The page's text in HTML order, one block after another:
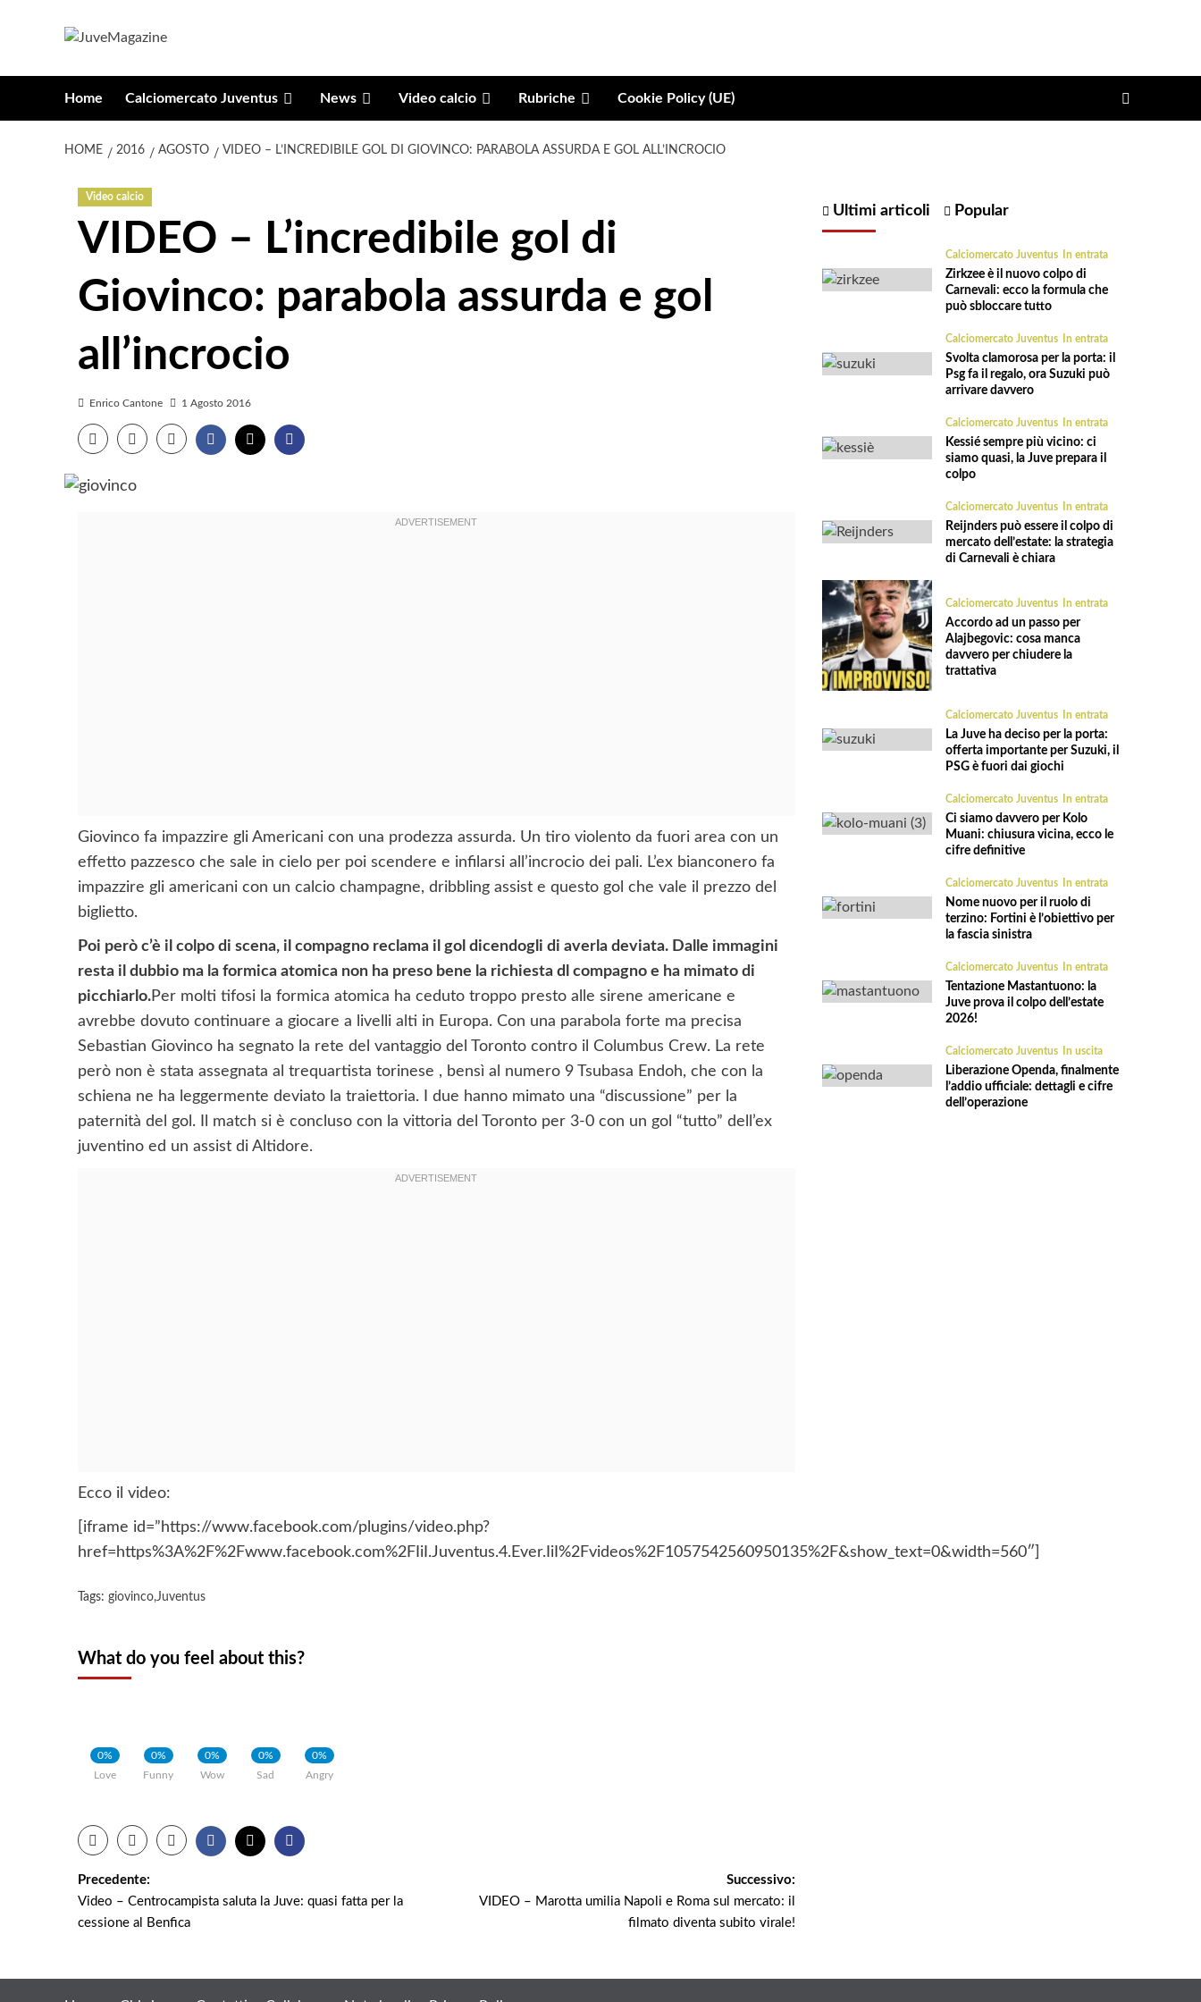
Home Calciomercato Juventus News Video calcio Rubriche Cookie Policy (UE)
HOME 2016 AGOSTO VIDEO – L’INCREDIBILE GOL DI GIOVINCO: PARABOLA ASSURDA E GOL ALL’INCROCIO
Video calcio
VIDEO – L’incredibile gol di
Giovinco: parabola assurda e gol
all’incrocio
Enrico Cantone 1 Agosto 2016
Giovinco fa impazzire gli Americani con una prodezza assurda. Un tiro violento da fuori area con un
effetto pazzesco che sale in cielo per poi scendere e infilarsi all’incrocio dei pali. L’ex bianconero fa
impazzire gli americani con un calcio champagne, dribbling assist e questo gol che vale il prezzo del
biglietto.
Poi però c’è il colpo di scena, il compagno reclama il gol dicendogli di averla deviata. Dalle immagini
resta il dubbio ma la formica atomica non ha preso bene la richiesta dl compagno e ha mimato di
picchiarlo.Per molti tifosi la formica atomica ha ceduto troppo presto alle sirene americane e
avrebbe dovuto continuare a giocare a livelli alti in Europa. Con una parabola forte ma precisa
Sebastian Giovinco ha segnato la rete del vantaggio del Toronto contro il Columbus Crew. La rete
però non è stata assegnata al trequartista torinese , bensì al numero 9 Tsubasa Endoh, che con la
schiena ne ha leggermente deviato la traiettoria. I due hanno mimato una “discussione” per la
paternità del gol. Il match si è concluso con la vittoria del Toronto per 3-0 con un gol “tutto” dell’ex
juventino ed un assist di Altidore.
Ecco il video:
[iframe id=”https://www.facebook.com/plugins/video.php?
href=https%3A%2F%2Fwww.facebook.com%2FIiI.Juventus.4.Ever.IiI%2Fvideos%2F1057542560950135%2F&show_text=0&width=560″]
Tags: giovinco,Juventus
What do you feel about this?
0%
Love
0%
Funny
0%
Wow
0%
Sad
0%
Angry
Navigazione
articolo
Precedente:
Video – Centrocampista saluta la Juve: quasi fatta per la
cessione al Benfica
Successivo:
VIDEO – Marotta umilia Napoli e Roma sul mercato: il
filmato diventa subito virale!
Ultimi articoli Popular
Calciomercato Juventus In entrata
Zirkzee è il nuovo colpo di
Carnevali: ecco la formula che
può sbloccare tutto
Calciomercato Juventus In entrata
Svolta clamorosa per la porta: il
Psg fa il regalo, ora Suzuki può
arrivare davvero
Calciomercato Juventus In entrata
Kessié sempre più vicino: ci
siamo quasi, la Juve prepara il
colpo
Calciomercato Juventus In entrata
Reijnders può essere il colpo di
mercato dell’estate: la strategia
di Carnevali è chiara
Calciomercato Juventus In entrata
Accordo ad un passo per
Alajbegovic: cosa manca
davvero per chiudere la
trattativa
Calciomercato Juventus In entrata
La Juve ha deciso per la porta:
offerta importante per Suzuki, il
PSG è fuori dai giochi
Calciomercato Juventus In entrata
Ci siamo davvero per Kolo
Muani: chiusura vicina, ecco le
cifre definitive
Calciomercato Juventus In entrata
Nome nuovo per il ruolo di
terzino: Fortini è l’obiettivo per
la fascia sinistra
Calciomercato Juventus In entrata
Tentazione Mastantuono: la
Juve prova il colpo dell’estate
2026!
Calciomercato Juventus In uscita
Liberazione Openda, finalmente
l’addio ufficiale: dettagli e cifre
dell’operazione